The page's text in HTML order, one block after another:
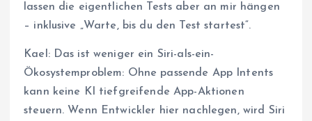
lassen die eigentlichen Tests aber an mir hängen
– inklusive „Warte, bis du den Test startest“.
Kael: Das ist weniger ein Siri-als-ein-
Ökosystemproblem: Ohne passende App Intents
kann keine KI tiefgreifende App-Aktionen
steuern. Wenn Entwickler hier nachlegen, wird Siri